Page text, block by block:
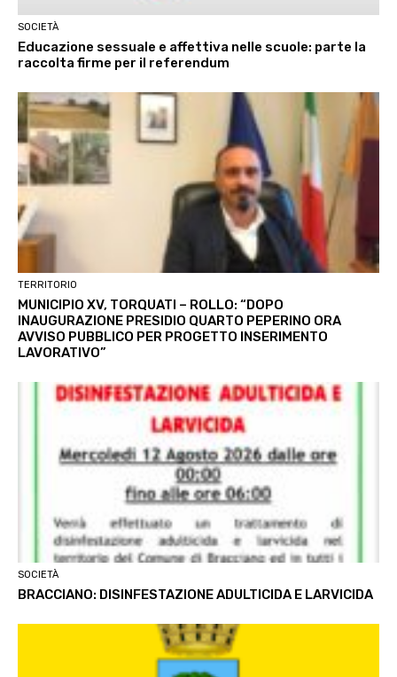
SOCIETÀ
Educazione sessuale e affettiva nelle scuole: parte la
raccolta firme per il referendum
TERRITORIO
MUNICIPIO XV, TORQUATI – ROLLO: “DOPO
INAUGURAZIONE PRESIDIO QUARTO PEPERINO ORA
AVVISO PUBBLICO PER PROGETTO INSERIMENTO
LAVORATIVO”
SOCIETÀ
BRACCIANO: DISINFESTAZIONE ADULTICIDA E LARVICIDA